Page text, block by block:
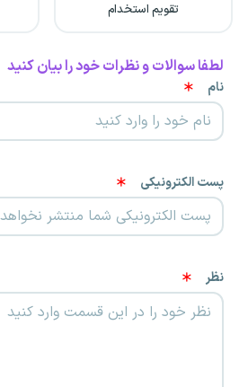
تقویم استخدام
لطفا سوالات و نظرات خود را بیان کنید
نام
پست الکترونیکی
نظر